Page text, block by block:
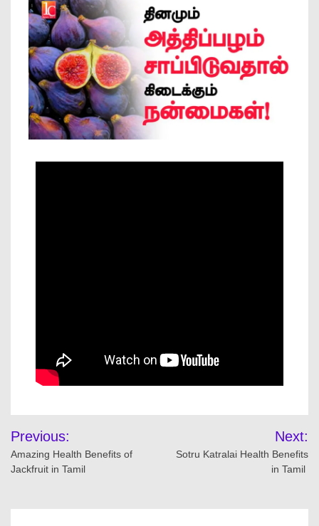
Online
Previous:
Amazing Health Benefits of
Jackfruit in Tamil
Next:
Sotru Katralai Health Benefits
in Tamil